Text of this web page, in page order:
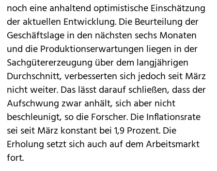
noch eine anhaltend optimistische Einschätzung
der aktuellen Entwicklung. Die Beurteilung der
Geschäftslage in den nächsten sechs Monaten
und die Produktionserwartungen liegen in der
Sachgütererzeugung über dem langjährigen
Durchschnitt, verbesserten sich jedoch seit März
nicht weiter. Das lässt darauf schließen, dass der
Aufschwung zwar anhält, sich aber nicht
beschleunigt, so die Forscher. Die Inflationsrate
sei seit März konstant bei 1,9 Prozent. Die
Erholung setzt sich auch auf dem Arbeitsmarkt
fort.